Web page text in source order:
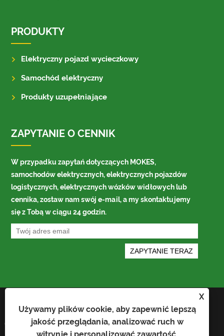
X
Używamy plików cookie, aby zapewnić lepszą
jakość przeglądania, analizować ruch w
PRODUKTY
Elektryczny pojazd wycieczkowy
Samochód elektryczny
Produkty uzupełniające
ZAPYTANIE O CENNIK
W przypadku zapytań dotyczących MOKES,
samochodów elektrycznych, elektrycznych pojazdów
logistycznych, elektrycznych wózków widłowych lub
cennika, zostaw nam swój e-mail, a my skontaktujemy
się z Tobą w ciągu 24 godzin.
Prawa autorskie © 2022 Shandong Heima
Construction Machinery Co. LTD —
Elektryczny wózek widłowy, Samochód
Sitemap